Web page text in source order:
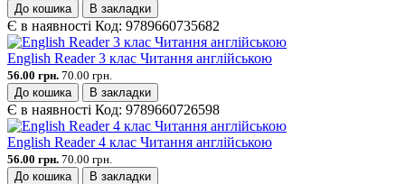
До кошика
В закладки
Є в наявності Код: 9789660735682
English Reader 3 клас Читання англійською
56.00 грн. 70.00 грн.
До кошика
В закладки
Є в наявності Код: 9789660726598
English Reader 4 клас Читання англійською
56.00 грн. 70.00 грн.
До кошика
В закладки